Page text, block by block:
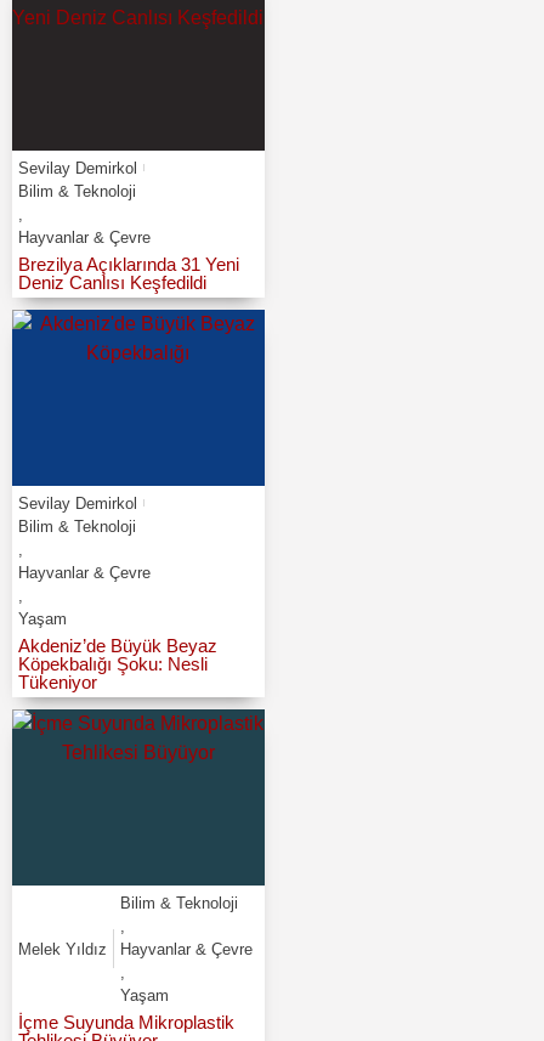
Sevilay Demirkol
Bilim & Teknoloji
Hayvanlar & Çevre
Brezilya Açıklarında 31 Yeni
Deniz Canlısı Keşfedildi
Sevilay Demirkol
Bilim & Teknoloji
Hayvanlar & Çevre
Yaşam
Akdeniz’de Büyük Beyaz
Köpekbalığı Şoku: Nesli
Tükeniyor
Melek Yıldız
Bilim & Teknoloji
Hayvanlar & Çevre
Yaşam
İçme Suyunda Mikroplastik